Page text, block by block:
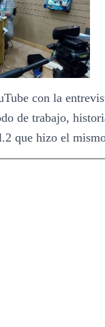
con la
de trabajo,
que hizo el